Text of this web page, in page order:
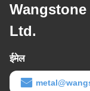
Ltd.
ईमेल